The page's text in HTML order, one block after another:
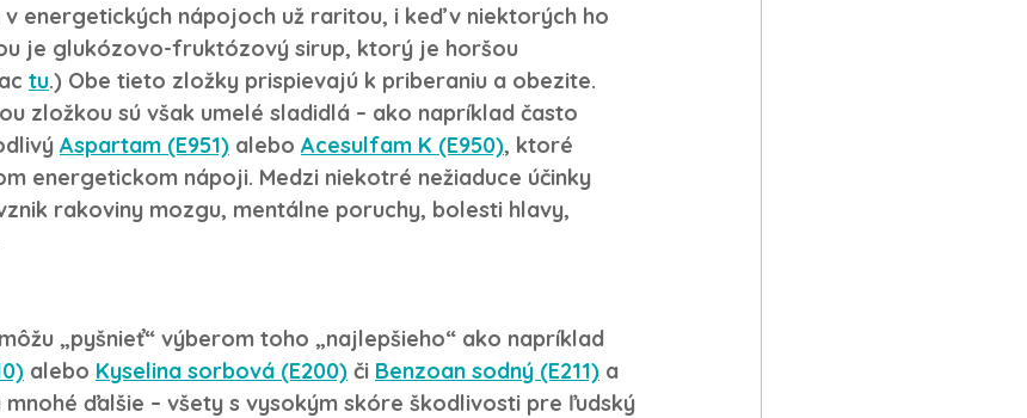
energetických nápojoch už raritou, i keď v niektorých ho
je glukózovo-fruktózový sirup, ktorý je horšou
tu.) Obe tieto zložky prispievajú k priberaniu a obezite.
zložkou sú však umelé sladidlá – ako napríklad často
Aspartam (E951) alebo Acesulfam K (E950), ktoré
energetickom nápoji. Medzi niekotré nežiaduce účinky
rakoviny mozgu, mentálne poruchy, bolesti hlavy,
„pyšnieť“ výberom toho „najlepšieho“ ako napríklad
alebo Kyselina sorbová (E200) či Benzoan sodný (E211) a
mnohé ďalšie – všety s vysokým skóre škodlivosti pre ľudský